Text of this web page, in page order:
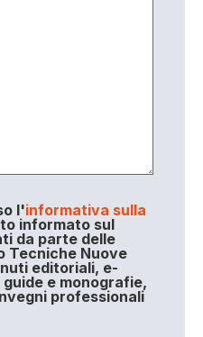
l'informativa sulla
informato sul
da parte delle
Tecniche Nuove
editoriali, e-
e monografie,
professionali